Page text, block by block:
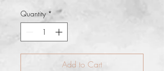
Quantity *
Add to Cart